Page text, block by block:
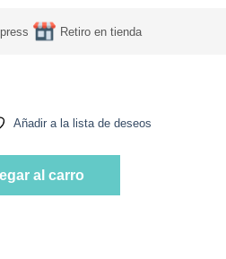
Retiro en tienda
Añadir a la lista de deseos
al carro